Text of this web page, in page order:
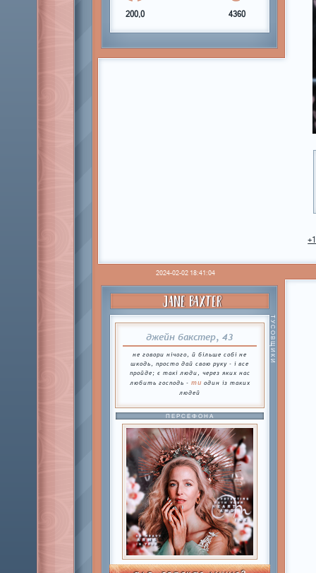
200,0 4360
+1
2024-02-02 18:41:04
JANE BAXTER
джейн бакстер, 43
не говори нічого, й більше собі не
шкодь, просто дай свою руку - і все
пройде; є такі люди, через яких нас
любить господь - ти один із таких
людей
ТУСОВЩИКИ
ПЕРСЕФОНА